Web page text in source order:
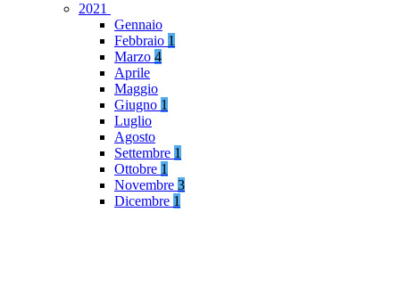
2021
Gennaio
Febbraio 1
Marzo 4
Aprile
Maggio
Giugno 1
Luglio
Agosto
Settembre 1
Ottobre 1
Novembre 3
Dicembre 1